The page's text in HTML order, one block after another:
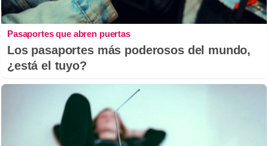
Pasaportes que abren puertas
Los pasaportes más poderosos del mundo,
¿está el tuyo?